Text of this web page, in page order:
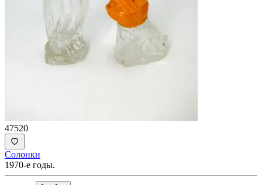
47520
Солонки
1970-е годы.